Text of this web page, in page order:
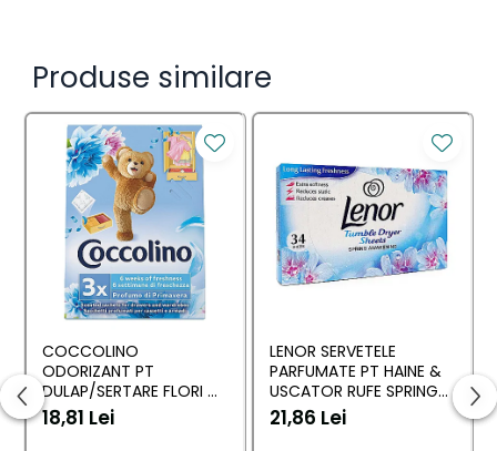
Produse similare
COCCOLINO
ODORIZANT PT
DULAP/SERTARE FLORI DI
PRIMAVERA 3 BUC
18,81 Lei
LENOR SERVETELE
PARFUMATE PT HAINE &
USCATOR RUFE SPRING
AWAKENING 34 BUC
21,86 Lei